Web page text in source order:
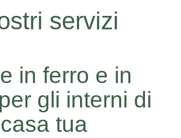
servizi
in ferro e in
gli interni di
casa tua